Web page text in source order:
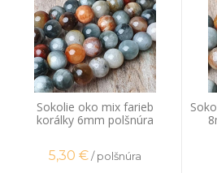
Sokolie oko mix farieb
korálky 6mm polšnúra
5,30 € / polšnúra